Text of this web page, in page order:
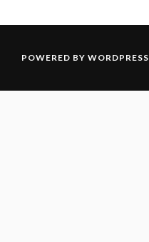
POWERED BY WORDPRESS